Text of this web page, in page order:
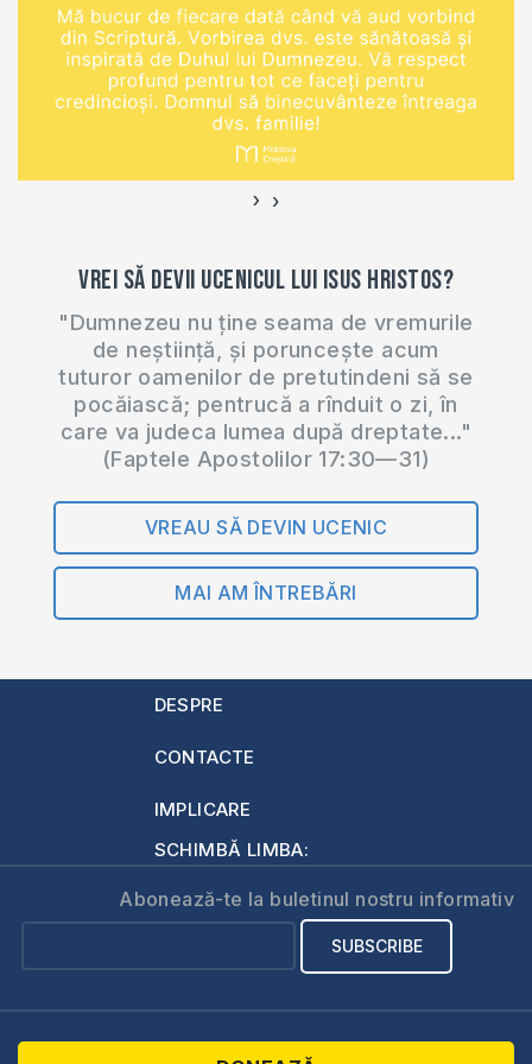
20:00. Manualul
după care studiem
poate fi procurat la
adresa
https://shop.eurasiaprecept.org/produs/1-
Alege de la link-ul
‹ ›
Vrei să devii ucenicul lui Isus Hristos?
"Dumnezeu nu ține seama de vremurile
de neștiință, și poruncește acum
tuturor oamenilor de pretutindeni să se
pocăiască; pentrucă a rînduit o zi, în
care va judeca lumea după dreptate..."
(Faptele Apostolilor 17:30—31)
VREAU SĂ DEVIN UCENIC
MAI AM ÎNTREBĂRI
DESPRE
CONTACTE
IMPLICARE
SCHIMBĂ LIMBA:
Abonează-te la buletinul nostru informativ